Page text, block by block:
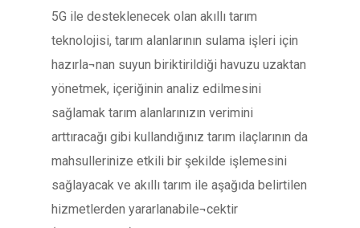
5G ile desteklenecek olan akıllı tarım
teknolojisi, tarım alanlarının sulama işleri için
hazırla¬nan suyun biriktirildiği havuzu uzaktan
yönetmek, içeriğinin analiz edilmesini
sağlamak tarım alanlarınızın verimini
arttıracağı gibi kullandığınız tarım ilaçlarının da
mahsullerinize etkili bir şekilde işlemesini
sağlayacak ve akıllı tarım ile aşağıda belirtilen
hizmetlerden yararlanabile¬cektir